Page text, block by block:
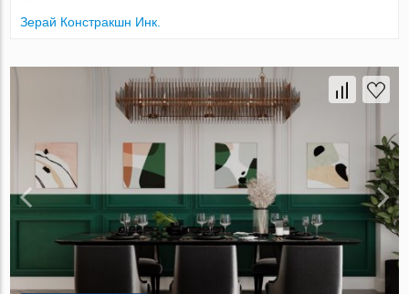
Зерай Констракшн Инк.